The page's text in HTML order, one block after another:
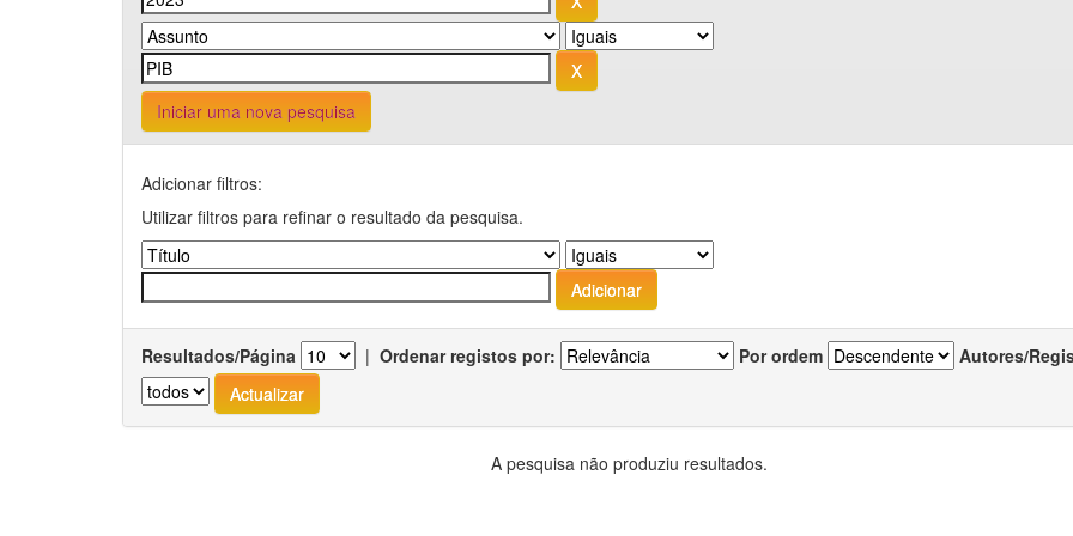
Iniciar uma nova pesquisa
Adicionar filtros:
Utilizar filtros para refinar o resultado da pesquisa.
Resultados/Página | Ordenar registos por: Por ordem Autores/
A pesquisa não produziu resultados.